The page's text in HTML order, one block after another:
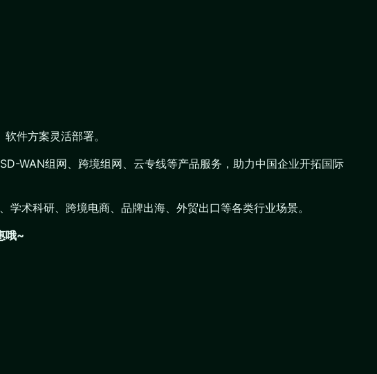
件方案灵活部署。
WAN组网、跨境组网、云专线等产品服务，助力中国企业开拓国际
术科研、跨境电商、品牌出海、外贸出口等各类行业场景。
哦~